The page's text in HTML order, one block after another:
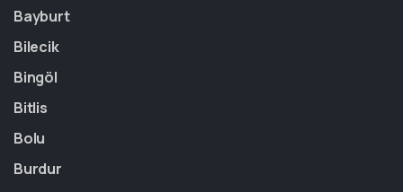
Bayburt
Bilecik
Bingöl
Bitlis
Bolu
Burdur